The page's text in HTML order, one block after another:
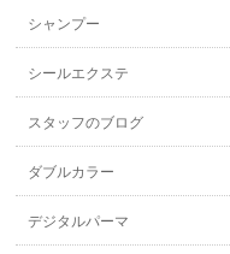
シャンプー
シールエクステ
スタッフのブログ
ダブルカラー
デジタルパーマ